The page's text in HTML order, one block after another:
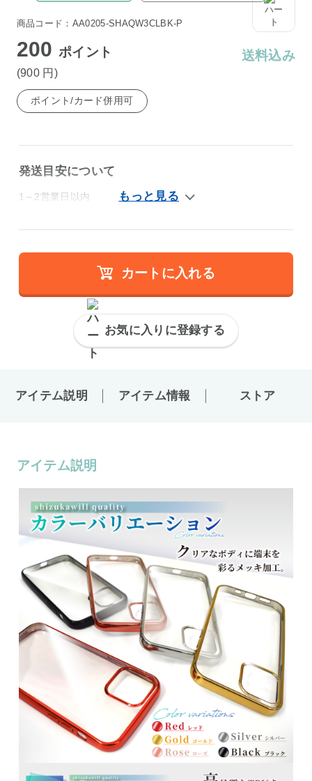
商品コード：AA0205-SHAQW3CLBK-P
200ポイント
(900 円 )
送料込み
ポイント/カード併用可
発送目安について
1～2営業日以内
カートに入れる
お気に入りに登録する
アイテム説明 アイテム情報 ストア
アイテム説明